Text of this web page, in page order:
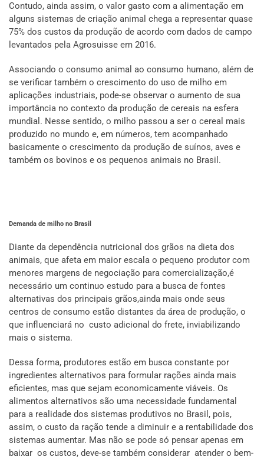
Contudo, ainda assim, o valor gasto com a alimentação em
alguns sistemas de criação animal chega a representar quase
75% dos custos da produção de acordo com dados de campo
levantados pela Agrosuisse em 2016.
Associando o consumo animal ao consumo humano, além de
se verificar também o crescimento do uso de milho em
aplicações industriais, pode-se observar o aumento de sua
importância no contexto da produção de cereais na esfera
mundial. Nesse sentido, o milho passou a ser o cereal mais
produzido no mundo e, em números, tem acompanhado
basicamente o crescimento da produção de suínos, aves e
também os bovinos e os pequenos animais no Brasil.
Demanda de milho no Brasil
Diante da dependência nutricional dos grãos na dieta dos
animais, que afeta em maior escala o pequeno produtor com
menores margens de negociação para comercialização,é
necessário um continuo estudo para a busca de fontes
alternativas dos principais grãos,ainda mais onde seus
centros de consumo estão distantes da área de produção, o
que influenciará no custo adicional do frete, inviabilizando
mais o sistema.
Dessa forma, produtores estão em busca constante por
ingredientes alternativos para formular rações ainda mais
eficientes, mas que sejam economicamente viáveis. Os
alimentos alternativos são uma necessidade fundamental
para a realidade dos sistemas produtivos no Brasil, pois,
assim, o custo da ração tende a diminuir e a rentabilidade dos
sistemas aumentar. Mas não se pode só pensar apenas em
baixar os custos, deve-se também considerar atender o bem-